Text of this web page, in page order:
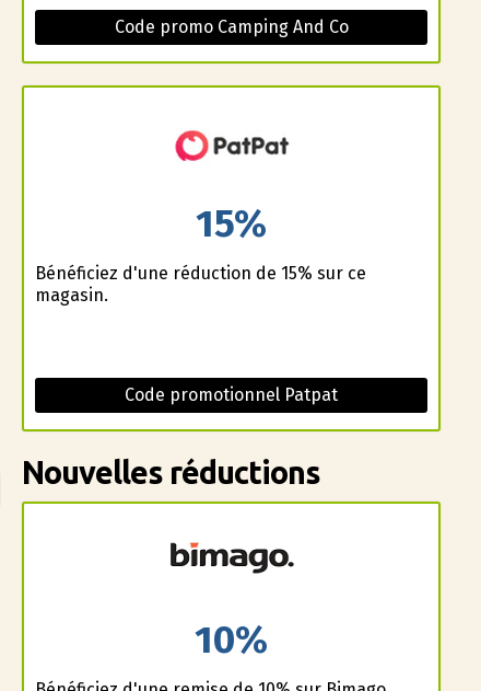
Code promo Camping And Co
15%
Bénéficiez d'une réduction de 15% sur ce
magasin.
Code promotionnel Patpat
Nouvelles réductions
10%